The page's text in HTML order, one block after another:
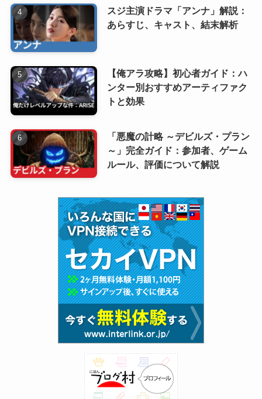
スジ主演ドラマ「アンナ」解説：
あらすじ、キャスト、結末解析
【俺アラ攻略】初心者ガイド：ハ
ンター別おすすめアーティファク
トと効果
「悪魔の計略 ～デビルズ・プラン
～」完全ガイド：参加者、ゲーム
ルール、評価について解説